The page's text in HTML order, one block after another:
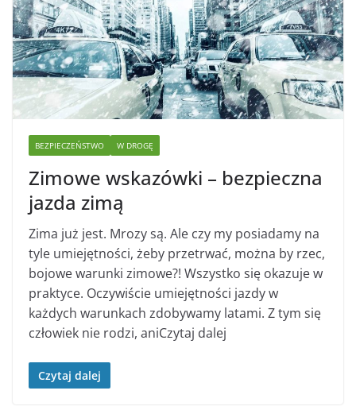
BEZPIECZEŃSTWO W DROGĘ
Zimowe wskazówki – bezpieczna
jazda zimą
Zima już jest. Mrozy są. Ale czy my posiadamy na
tyle umiejętności, żeby przetrwać, można by rzec,
bojowe warunki zimowe?! Wszystko się okazuje w
praktyce. Oczywiście umiejętności jazdy w
każdych warunkach zdobywamy latami. Z tym się
człowiek nie rodzi, aniCzytaj dalej
Czytaj dalej